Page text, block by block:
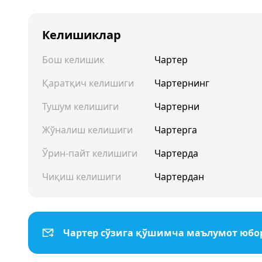
Келишиклар
Бош келишик
Чартер
Қаратқич келишиги
Чартернинг
Тушум келишиги
Чартерни
Жўналиш келишиги
Чартерга
Ўрин-пайт келишиги
Чартерда
Чиқиш келишиги
Чартердан
Чартер сўзига қўшимча маълумот